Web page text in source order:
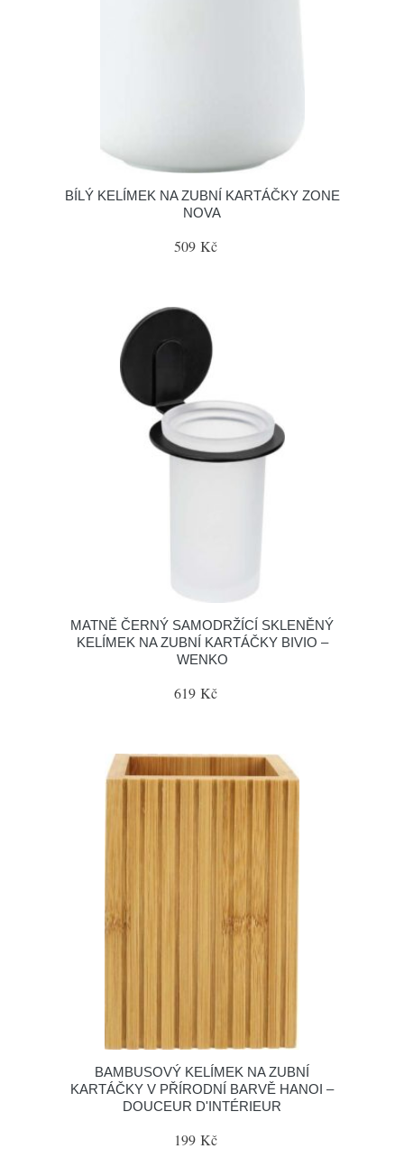
BÍLÝ KELÍMEK NA ZUBNÍ KARTÁČKY ZONE
NOVA
509 Kč
MATNĚ ČERNÝ SAMODRŽÍCÍ SKLENĚNÝ
KELÍMEK NA ZUBNÍ KARTÁČKY BIVIO –
WENKO
619 Kč
BAMBUSOVÝ KELÍMEK NA ZUBNÍ
KARTÁČKY V PŘÍRODNÍ BARVĚ HANOI –
DOUCEUR D'INTÉRIEUR
199 Kč